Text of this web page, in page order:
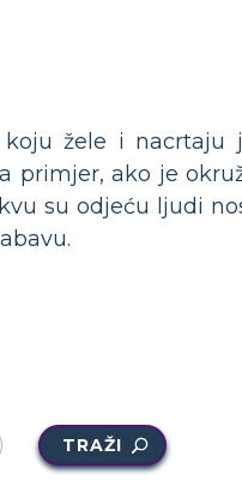
žele i nacrtaju
primjer, ako je
su odjeću ljudi
TRAŽI